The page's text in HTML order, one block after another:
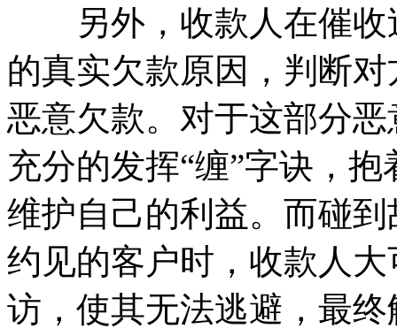
另外，收款人在催收
的真实欠款原因，判断
恶意欠款。对于这部分
充分的发挥“缠”字诀，
维护自己的利益。而碰
约见的客户时，收款人
访，使其无法逃避，最